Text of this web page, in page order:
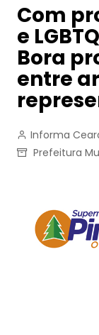
Com
e
Bora
entre
Informa
Prefeitura